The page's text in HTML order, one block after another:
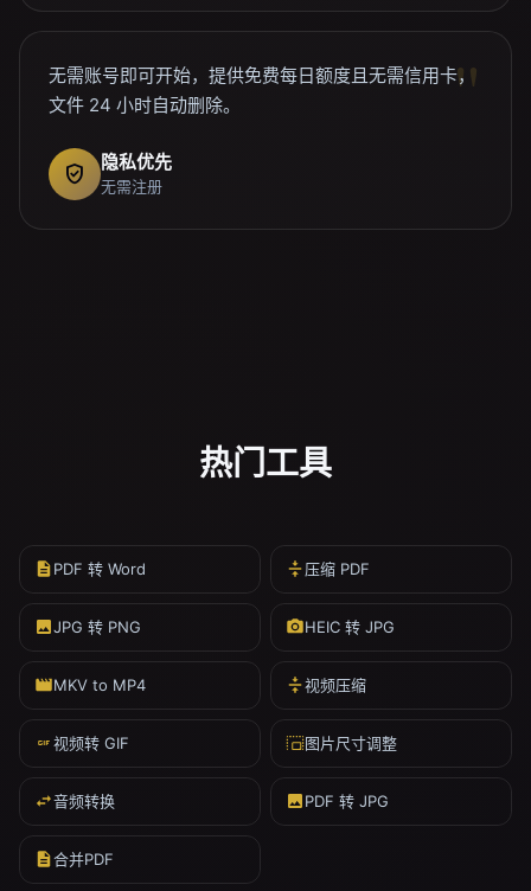
无需账号即可开始，提供免费每日额度且无需信用卡，
文件 24 小时自动删除。
verified_user 隐私优先
无需注册
热门工具
PDF 转 Word 压缩 PDF
JPG 转 PNG HEIC 转 JPG
MKV to MP4 视频压缩
视频转 GIF 图片尺寸调整
音频转换 PDF 转 JPG
合并PDF